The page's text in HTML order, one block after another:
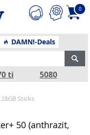
0
DAMN!-Deals
ti 5080
Sticks
50 (anthrazit,